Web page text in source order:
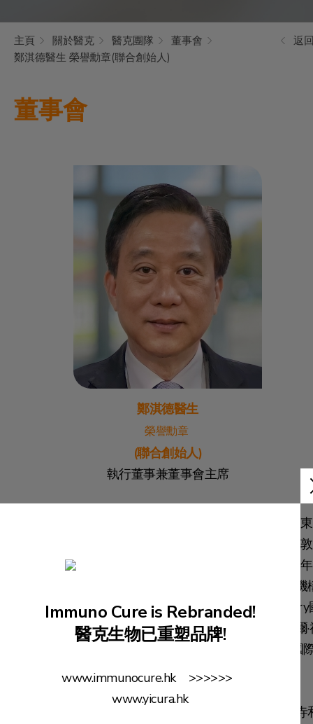
主頁 關於醫克 醫克團隊
董事會
鄭淇德醫生 榮譽勳章(聯合創始人)
返
董事會
鄭淇德醫生
榮譽勳章
(聯合創始人)
執行董事兼董事會主席
鄭醫生，是私人執業牙科醫生。他于1981年于菲律賓東
方大學授予牙科博士，並于1986年被英國倫敦大學倫敦
醫學院授予實驗口腔病理學理學碩士。鄭醫生于2010年
獲香港特區政府授予榮譽勳章，他還被許多著名學術機
授予榮譽院士，包括:International College of Dentistry
際牙科學院院士、國際牙科持續教育學院院士、皮埃爾·
查德學院院士和Academy of Dentistry International國
牙科學院院士。
彼現為香港醫療專業人士協會副會長，他還擔任寶蓮寺
Immuno Cure is Rebranded!
醫克生物已重塑品牌!
www.immunocure.hk >>>>>>
www.yicura.hk